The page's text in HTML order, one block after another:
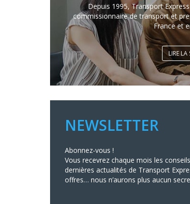
Depuis 1995, Transport
commissionnaire de transport et
France et
LIRE LA
NEWSLETTER
Abonnez-vous !
Vous recevrez chaque mois les
dernières actualités de Transport
offres… nous n’aurons plus aucun